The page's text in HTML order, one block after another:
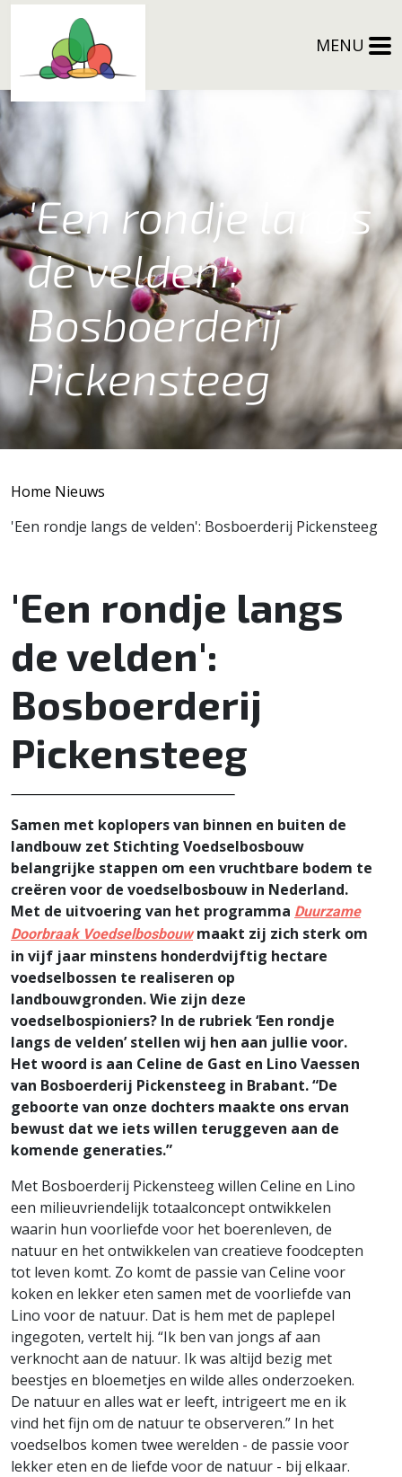
MENU
'Een rondje langs
de velden':
Bosboerderij
Pickensteeg
Home Nieuws
'Een rondje langs de velden': Bosboerderij Pickensteeg
'Een rondje langs
de velden':
Bosboerderij
Pickensteeg
Samen met koplopers van binnen en buiten de
landbouw zet Stichting Voedselbosbouw
belangrijke stappen om een vruchtbare bodem te
creëren voor de voedselbosbouw in Nederland.
Met de uitvoering van het programma Duurzame
Doorbraak Voedselbosbouw maakt zij zich sterk om
in vijf jaar minstens honderdvijftig hectare
voedselbossen te realiseren op
landbouwgronden. Wie zijn deze
voedselbospioniers? In de rubriek ‘Een rondje
langs de velden’ stellen wij hen aan jullie voor.
Het woord is aan Celine de Gast en Lino Vaessen
van Bosboerderij Pickensteeg in Brabant. “De
geboorte van onze dochters maakte ons ervan
bewust dat we iets willen teruggeven aan de
komende generaties.”
Met Bosboerderij Pickensteeg willen Celine en Lino
een milieuvriendelijk totaalconcept ontwikkelen
waarin hun voorliefde voor het boerenleven, de
natuur en het ontwikkelen van creatieve foodcepten
tot leven komt. Zo komt de passie van Celine voor
koken en lekker eten samen met de voorliefde van
Lino voor de natuur. Dat is hem met de paplepel
ingegoten, vertelt hij. “Ik ben van jongs af aan
verknocht aan de natuur. Ik was altijd bezig met
beestjes en bloemetjes en wilde alles onderzoeken.
De natuur en alles wat er leeft, intrigeert me en ik
vind het fijn om de natuur te observeren.” In het
voedselbos komen twee werelden - de passie voor
lekker eten en de liefde voor de natuur - bij elkaar.